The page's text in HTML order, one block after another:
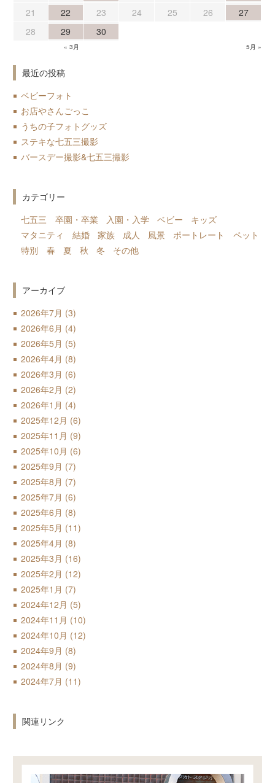
21
22 23 24 25 26
27
28
29 30
« 3月 5月 »
最近の投稿
ベビーフォト
お店やさんごっこ
うちの子フォトグッズ
ステキな七五三撮影
バースデー撮影&七五三撮影
カテゴリー
七五三
卒園・卒業 入園・入学 ベビー
キッズ
マタニティ
結婚 家族 成人 風景 ポートレート
ペット
特別
春 夏 秋 冬 その他
アーカイブ
2026年7月 (3)
2026年6月 (4)
2026年5月 (5)
2026年4月 (8)
2026年3月 (6)
2026年2月 (2)
2026年1月 (4)
2025年12月 (6)
2025年11月 (9)
2025年10月 (6)
2025年9月 (7)
2025年8月 (7)
2025年7月 (6)
2025年6月 (8)
2025年5月 (11)
2025年4月 (8)
2025年3月 (16)
2025年2月 (12)
2025年1月 (7)
2024年12月 (5)
2024年11月 (10)
2024年10月 (12)
2024年9月 (8)
2024年8月 (9)
2024年7月 (11)
関連リンク